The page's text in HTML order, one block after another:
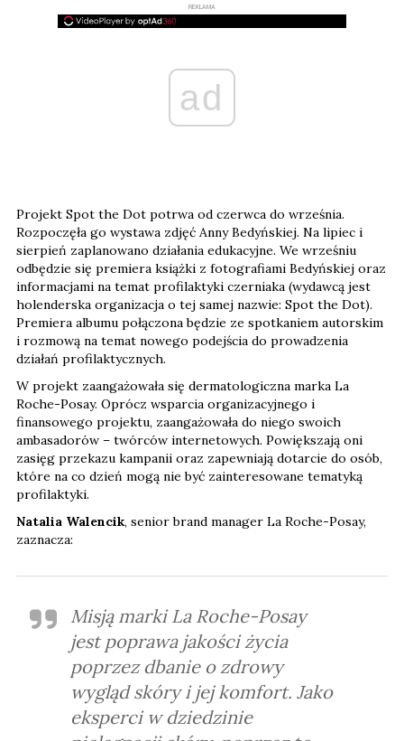
REKLAMA
ad
Projekt Spot the Dot potrwa od czerwca do września.
Rozpoczęła go wystawa zdjęć Anny Bedyńskiej. Na lipiec i
sierpień zaplanowano działania edukacyjne. We wrześniu
odbędzie się premiera książki z fotografiami Bedyńskiej oraz
informacjami na temat profilaktyki czerniaka (wydawcą jest
holenderska organizacja o tej samej nazwie: Spot the Dot).
Premiera albumu połączona będzie ze spotkaniem autorskim
i rozmową na temat nowego podejścia do prowadzenia
działań profilaktycznych.
W projekt zaangażowała się dermatologiczna marka La
Roche-Posay. Oprócz wsparcia organizacyjnego i
finansowego projektu, zaangażowała do niego swoich
ambasadorów – twórców internetowych. Powiększają oni
zasięg przekazu kampanii oraz zapewniają dotarcie do osób,
które na co dzień mogą nie być zainteresowane tematyką
profilaktyki.
Natalia Walencik, senior brand manager La Roche-Posay,
zaznacza:
Misją marki La Roche-Posay
jest poprawa jakości życia
poprzez dbanie o zdrowy
wygląd skóry i jej komfort. Jako
eksperci w dziedzinie